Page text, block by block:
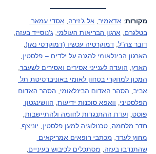
מקורות: אדאמיר, אל ג’זירה, אסדי עמאר
בטלגרם, ארגון הבריאות העולמי, ג’נוסייד בעזה,
דובר צה"ל, דמוקרטיה עכשיו (דמוקרסי נאו),
הארגון הבינלאומי להגנה על ילדים – פלסטין,
הארץ, הועדה לענייני אסירים ואסירים לשעבר,
המכון למחקרי בטחון לאומי באוניברסיטת תל
אביב, הסהר האדום הבינלאומי, הסהר האדום
הפלסטיני, וואפא סוכנות ידיעות, הוושינגטון
פוסט, ועדת ההתנגדות לחומה ולהתיישבות,
חדר מלחמה, טכנולוגיה למען פלסטין, יוניצף,
מחוץ לעדר, מכתבי רופאים אמריקאים
שהתנדבו בעזה, מסתכלים לכיבוש בעיניים,